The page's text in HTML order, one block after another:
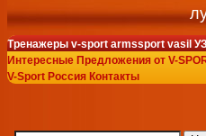
Тренажеры v-sport armssport vasil
Интересные Предложения от V-
V-Sport Россия Контакты